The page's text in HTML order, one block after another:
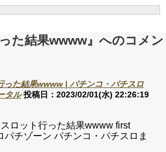
た結果wwww』へのコメン
った結果wwww | パチンコ・パチスロ
タル 投稿日：2023/02/01(水) 22:26:19
ロット行った結果wwww first
パチゾーン パチンコ・パチスロま